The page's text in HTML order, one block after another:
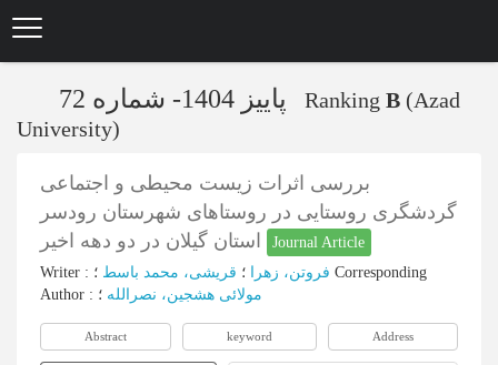
Ranking B (Azad
University)
بررسی اثرات زیست محیطی و اجتماعی
گردشگری روستایی در روستاهای شهرستان رودسر
Journal Article
Writer : فروتن، زهرا ؛ قریشی، محمد باسط
Corresponding
Author : مولائی هشجین، نصرالله ؛
Abstract keyword Address